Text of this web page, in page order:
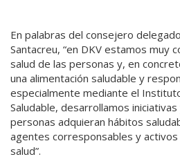
En palabras del consejero
Santacreu, “en DKV estamos muy
salud de las personas y, en
una alimentación saludable y
especialmente mediante el
Saludable, desarrollamos
personas adquieran hábitos
agentes corresponsables y activos
salud”.